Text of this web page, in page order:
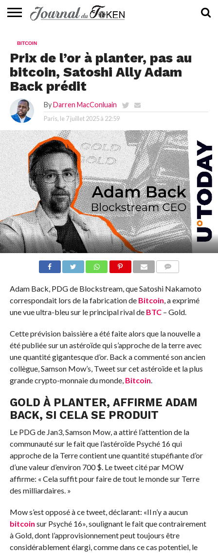
📰
EVALUATION
GUIDE
TENDANCES
À
CONTACTEZ-
BITCOIN
Prix ​​de l’or à planter, pas au
bitcoin, Satoshi Ally Adam
Back prédit
By Darren MacConluain
Paris, le 7 juillet 2025 à 22:59
Adam Back, PDG de Blockstream, que Satoshi Nakamoto
correspondait lors de la fabrication de Bitcoin, a exprimé
une vue ultra-bleu sur le principal rival de BTC– Gold.
Cette prévision baissière a été faite alors que la nouvelle a
été publiée sur un astéroïde qui s’approche de la terre avec
une quantité gigantesque d’or. Back a commenté son ancien
collègue, Samson Mow’s, Tweet sur cet astéroïde et la plus
grande crypto-monnaie du monde, Bitcoin.
GOLD À PLANTER, AFFIRME ADAM
BACK, SI CELA SE PRODUIT
Le PDG de Jan3, Samson Mow, a attiré l’attention de la
communauté sur le fait que l’astéroïde Psyché 16 qui
approche de la Terre contient une quantité stupéfiante d’or
d’une valeur d’environ 700 $. Le tweet cité par MOW
affirme: « Cela suffit pour faire de tout le monde sur Terre
des milliardaires. »
Mow s’est opposé à ce tweet, déclarant: «Il n’y a aucun
bitcoin sur Psyché 16», soulignant le fait que contrairement
à Gold, dont l’approvisionnement peut toujours être
considérablement élargi, comme dans ce cas potentiel, le